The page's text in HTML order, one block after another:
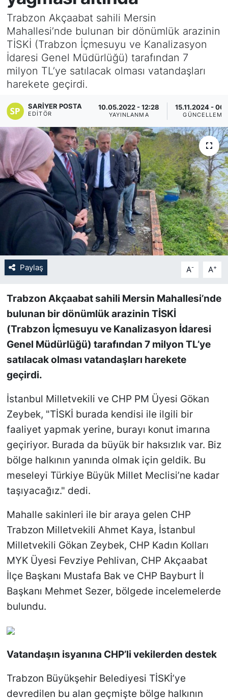
Trabzon Akçaabat sahili Mersin
Mahallesi’nde bulunan bir dönümlük arazinin
TİSKİ (Trabzon İçmesuyu ve Kanalizasyon
İdaresi Genel Müdürlüğü) tarafından 7
milyon TL’ye satılacak olması vatandaşları
harekete geçirdi.
SARIYER POSTA
EDITÖR
10.05.2022 - 12:28
YAYINLANMA
15.11.2024 -
GÜNCELLEME
Paylaş A- A+
Trabzon Akçaabat sahili Mersin Mahallesi’nde
bulunan bir dönümlük arazinin TİSKİ
(Trabzon İçmesuyu ve Kanalizasyon İdaresi
Genel Müdürlüğü) tarafından 7 milyon TL’ye
satılacak olması vatandaşları harekete
geçirdi.
İstanbul Milletvekili ve CHP PM Üyesi Gökan
Zeybek, "TİSKİ burada kendisi ile ilgili bir
faaliyet yapmak yerine, burayı konut imarına
geçiriyor. Burada da büyük bir haksızlık var. Biz
bölge halkının yanında olmak için geldik. Bu
meseleyi Türkiye Büyük Millet Meclisi’ne kadar
taşıyacağız." dedi.
Mahalle sakinleri ile bir araya gelen CHP
Trabzon Milletvekili Ahmet Kaya, İstanbul
Milletvekili Gökan Zeybek, CHP Kadın Kolları
MYK Üyesi Fevziye Pehlivan, CHP Akçaabat
İlçe Başkanı Mustafa Bak ve CHP Bayburt İl
Başkanı Mehmet Sezer, bölgede incelemelerde
bulundu.
Vatandaşın isyanına CHP’li vekilerden destek
Trabzon Büyükşehir Belediyesi TİSKİ’ye
devredilen bu alan geçmişte bölge halkının
KÖŞE YAZILARI
KÖŞE YAZILARI (Arşiv)
KÜLTÜR SANAT
SAĞLIK
SARIYER HABERLERİ
SARIYER İMAR BARIŞI
SEKTÖR
SİYASET
SON DAKİKA HABERİ
SPOR
TEKNOLOJİ
TÜRKİYE VE DÜNYA GÜNDEMİ
YAŞAM